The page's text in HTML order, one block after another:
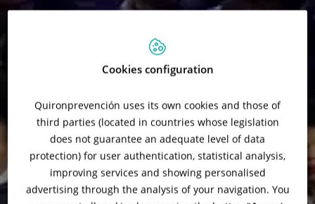
Cookies configuration
Quironprevención uses its own cookies and those of
third parties (located in countries whose legislation
does not guarantee an adequate level of data
protection) for user authentication, statistical analysis,
improving services and showing personalised
advertising through the analysis of your navigation. You